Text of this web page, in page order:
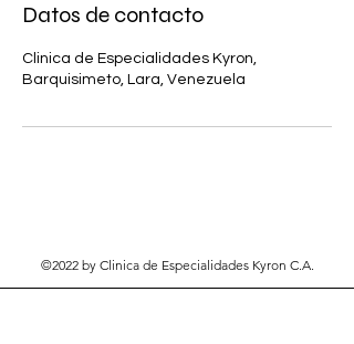
Datos de contacto
Clinica de Especialidades Kyron,
Barquisimeto, Lara, Venezuela
©2022 by Clinica de Especialidades Kyron C.A.